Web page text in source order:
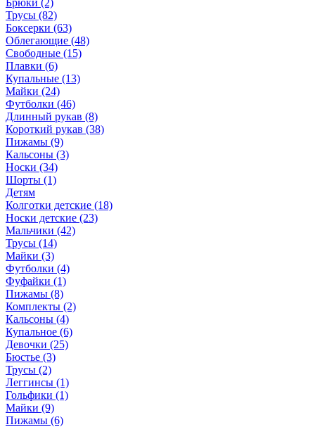
Брюки (2)
Трусы (82)
Боксерки (63)
Облегающие (48)
Свободные (15)
Плавки (6)
Купальные (13)
Майки (24)
Футболки (46)
Длинный рукав (8)
Короткий рукав (38)
Пижамы (9)
Кальсоны (3)
Носки (34)
Шорты (1)
Детям
Колготки детские (18)
Носки детские (23)
Мальчики (42)
Трусы (14)
Майки (3)
Футболки (4)
Фуфайки (1)
Пижамы (8)
Комплекты (2)
Кальсоны (4)
Купальное (6)
Девочки (25)
Бюстье (3)
Трусы (2)
Леггинсы (1)
Гольфики (1)
Майки (9)
Пижамы (6)